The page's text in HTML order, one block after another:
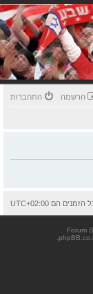
התחברות הרשמה
הזמנים הם UTC+02:00